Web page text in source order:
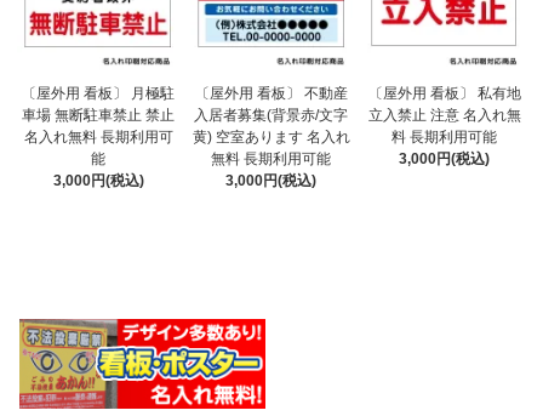
〔屋外用 看板〕 月極駐
車場 無断駐車禁止 禁止
名入れ無料 長期利用可
能
3,000円(税込)
〔屋外用 看板〕 不動産
入居者募集(背景赤/文字
黄) 空室あります 名入れ
無料 長期利用可能
3,000円(税込)
〔屋外用 看板〕 私有地
立入禁止 注意 名入れ無
料 長期利用可能
3,000円(税込)